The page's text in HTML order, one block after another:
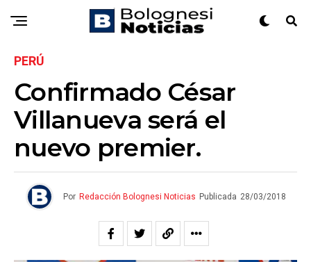
PERÚ
Confirmado César
Villanueva será el
nuevo premier.
Por Redacción Bolognesi Noticias Publicada 28/03/2018